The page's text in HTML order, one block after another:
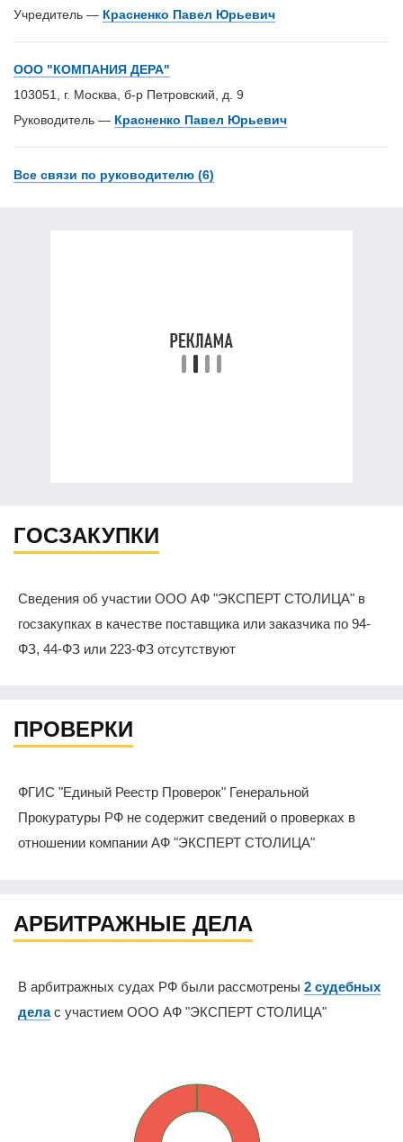
Учредитель — Красненко Павел Юрьевич
ООО "КОМПАНИЯ ДЕРА"
103051, г. Москва, б-р Петровский, д. 9
Руководитель — Красненко Павел Юрьевич
Все связи по руководителю (6)
ГОСЗАКУПКИ
Сведения об участии ООО АФ "ЭКСПЕРТ СТОЛИЦА" в
госзакупках в качестве поставщика или заказчика по 94-
ФЗ, 44-ФЗ или 223-ФЗ отсутствуют
ПРОВЕРКИ
ФГИС "Единый Реестр Проверок" Генеральной
Прокуратуры РФ не содержит сведений о проверках в
отношении компании АФ "ЭКСПЕРТ СТОЛИЦА"
АРБИТРАЖНЫЕ ДЕЛА
В арбитражных судах РФ были рассмотрены 2 судебных
делас участием ООО АФ "ЭКСПЕРТ СТОЛИЦА"